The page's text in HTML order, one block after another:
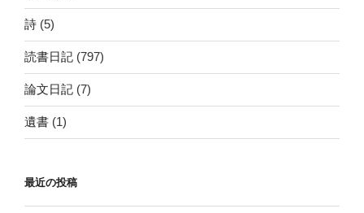
詩 (5)
読書日記 (797)
論文日記 (7)
遺書 (1)
最近の投稿